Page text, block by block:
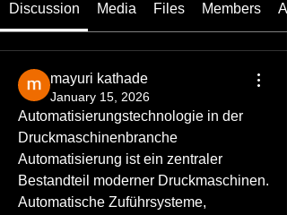
Discussion Media Files Members
mayuri kathade
January 15, 2026
Automatisierungstechnologie in der
Druckmaschinenbranche
Automatisierung ist ein zentraler
Bestandteil moderner Druckmaschinen.
Automatische Zuführsysteme,